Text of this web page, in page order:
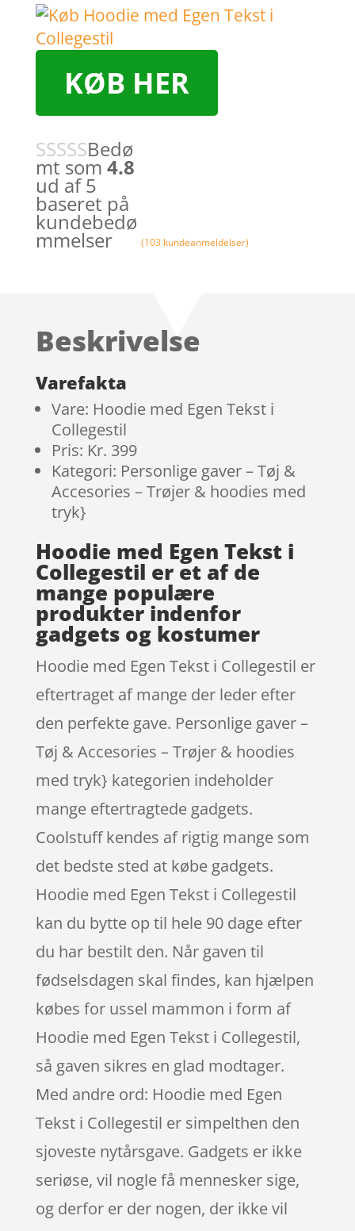
KØB HER
Bedø
mt som 4.8
ud af 5
baseret på
kundebedø
mmelser (103 kundeanmeldelser)
Beskrivelse
Varefakta
Vare: Hoodie med Egen Tekst i
Collegestil
Pris: Kr. 399
Kategori: Personlige gaver – Tøj &
Accesories – Trøjer & hoodies med
tryk}
Hoodie med Egen Tekst i
Collegestil er et af de
mange populære
produkter indenfor
gadgets og kostumer
Hoodie med Egen Tekst i Collegestil er
eftertraget af mange der leder efter
den perfekte gave. Personlige gaver –
Tøj & Accesories – Trøjer & hoodies
med tryk} kategorien indeholder
mange eftertragtede gadgets.
Coolstuff kendes af rigtig mange som
det bedste sted at købe gadgets.
Hoodie med Egen Tekst i Collegestil
kan du bytte op til hele 90 dage efter
du har bestilt den. Når gaven til
fødselsdagen skal findes, kan hjælpen
købes for ussel mammon i form af
Hoodie med Egen Tekst i Collegestil,
så gaven sikres en glad modtager.
Med andre ord: Hoodie med Egen
Tekst i Collegestil er simpelthen den
sjoveste nytårsgave. Gadgets er ikke
seriøse, vil nogle få mennesker sige,
og derfor er der nogen, der ikke vil